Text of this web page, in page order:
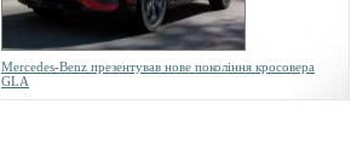
Mercedes-Benz презентував нове покоління кросовера
GLA